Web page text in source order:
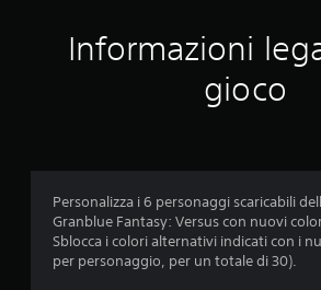
Informazioni
gioco
Personalizza i 6 personaggi scaricabili
Granblue Fantasy: Versus con nuovi
Sblocca i colori alternativi indicati con i
per personaggio, per un totale di 30).